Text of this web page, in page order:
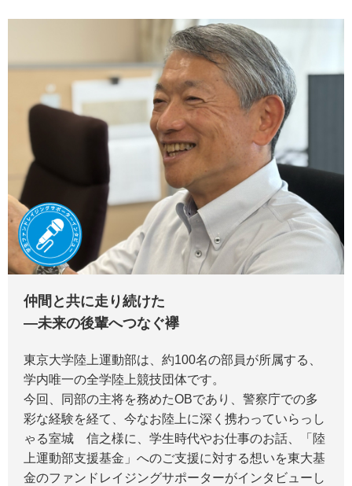
仲間と共に走り続けた
―未来の後輩へつなぐ襷
東京大学陸上運動部は、約100名の部員が所属する、
学内唯一の全学陸上競技団体です。
今回、同部の主将を務めたOBであり、警察庁での多
彩な経験を経て、今なお陸上に深く携わっていらっし
ゃる室城 信之様に、学生時代やお仕事のお話、「陸
上運動部支援基金」へのご支援に対する想いを東大基
金のファンドレイジングサポーターがインタビューし